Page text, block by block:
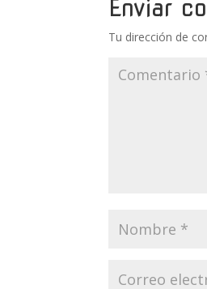
Enviar
Tu dirección de